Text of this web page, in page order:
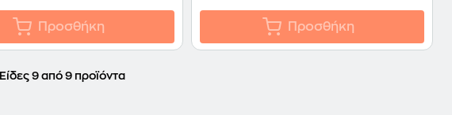
Προσθήκη Προσθήκη
Είδες 9 από 9 προϊόντα